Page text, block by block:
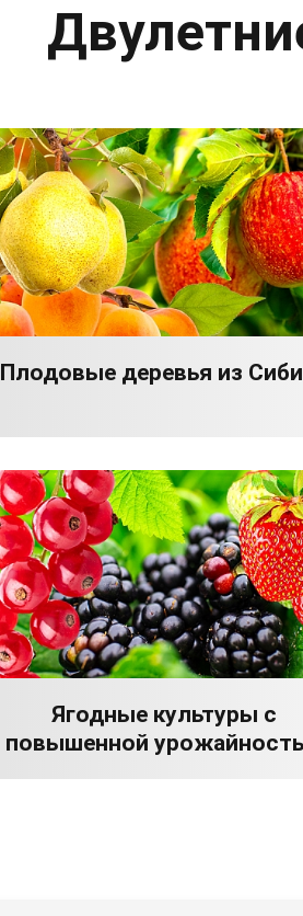
Плодовые деревья из
Ягодные культуры с
повышенной